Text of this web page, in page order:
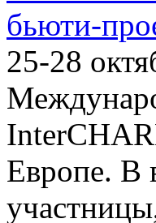
бьюти-
25-28
Европе. В